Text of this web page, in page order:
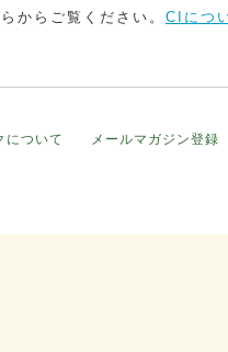
からご覧ください。 CIにつ
について メールマガジン登録